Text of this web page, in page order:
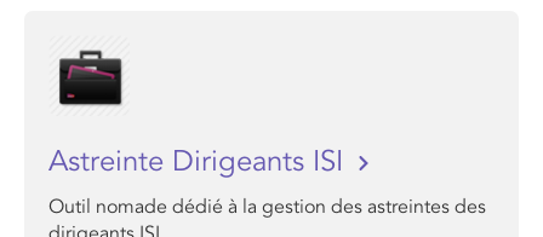
Astreinte Dirigeants ISI
Outil nomade dédié à la gestion des astreintes des